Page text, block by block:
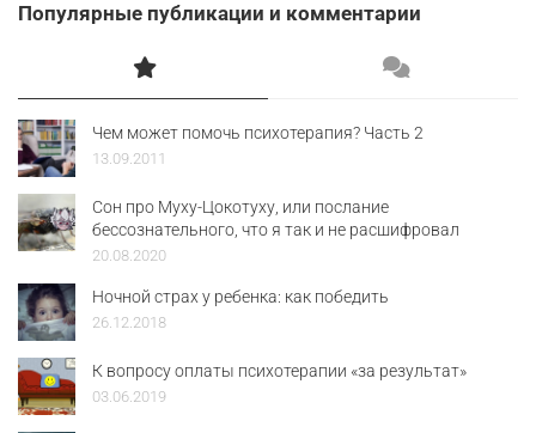
Популярные публикации и комментарии
Чем может помочь психотерапия? Часть 2
13.09.2011
Сон про Муху-Цокотуху, или послание
бессознательного, что я так и не расшифровал
20.08.2020
Ночной страх у ребенка: как победить
26.12.2018
К вопросу оплаты психотерапии «за результат»
03.06.2019